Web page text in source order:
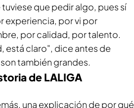
que pedir algo, pues sí
experiencia, por vi por
por calidad, por talento.
está claro", dice antes de
también grandes.
de LALIGA
una explicación de por qué